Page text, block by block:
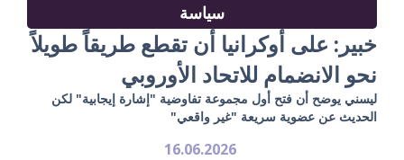
سياسة
خبير: على أوكرانيا أن تقطع طريقاً طويلاً
نحو الانضمام للاتحاد الأوروبي
ليسني يوضح أن فتح أول مجموعة تفاوضية "إشارة إيجابية" لكن
الحديث عن عضوية سريعة "غير واقعي"
16.06.2026